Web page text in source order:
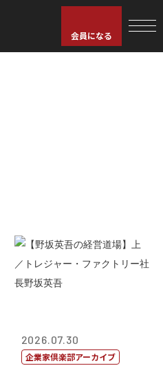
会員になる
2026.07.30
企業家倶楽部アーカイブ